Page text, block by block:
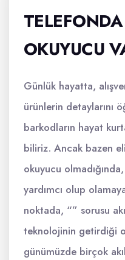
OKUYUCU
Günlük hayatta,
ürünlerin detaylarını
barkodların hayat
biliriz. Ancak bazen
okuyucu
yardımcı olup
noktada, “” sorusu
teknolojinin getirdiği
günümüzde birçok